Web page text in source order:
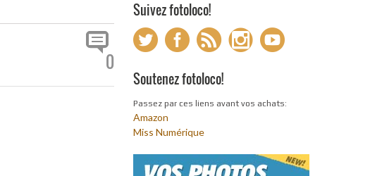
0
Suivez fotoloco!
Soutenez fotoloco!
Passez par ces liens avant vos achats:
Amazon
Miss Numérique